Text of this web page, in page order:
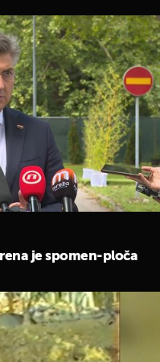
je spomen-ploča